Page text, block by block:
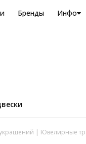
Бренды Инфо
| Ювелирные